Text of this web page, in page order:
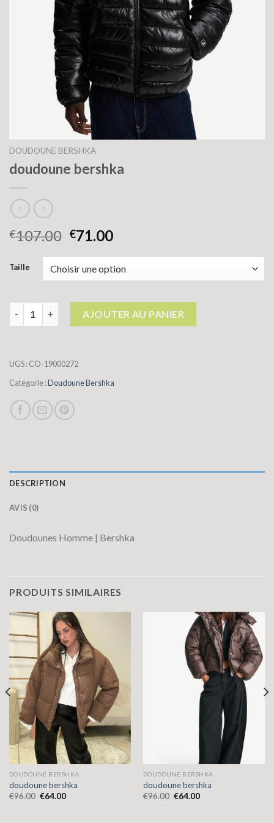
DOUDOUNE BERSHKA
doudoune bershka
€107.00 €71.00
Taille
AJOUTER AU PANIER
UGS :CO-19000272
Catégorie :Doudoune Bershka
DESCRIPTION
AVIS (0)
Doudounes Homme | Bershka
PRODUITS SIMILAIRES
DOUDOUNE BERSHKA
doudoune bershka
€96.00 €64.00
DOUDOUNE BERSHKA
doudoune bershka
€96.00 €64.00